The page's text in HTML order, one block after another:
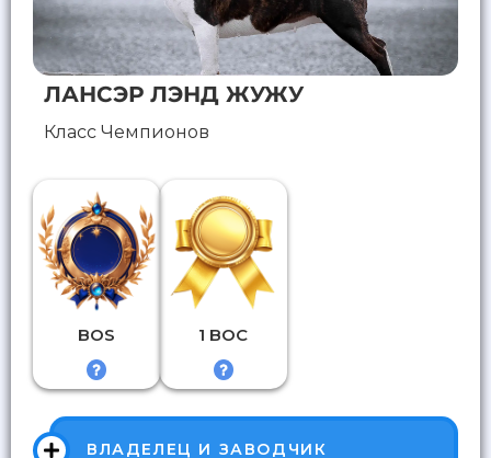
ЛАНСЭР ЛЭНД ЖУЖУ
Класс Чемпионов
BOS 1 BOC
ВЛАДЕЛЕЦ И ЗАВОДЧИК